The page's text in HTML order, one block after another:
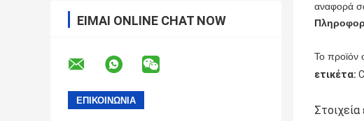
ΕΊΜΑΙ ONLINE CHAT NOW
αναφορά
Το προϊόν
ετικέτα:
Στοιχεία